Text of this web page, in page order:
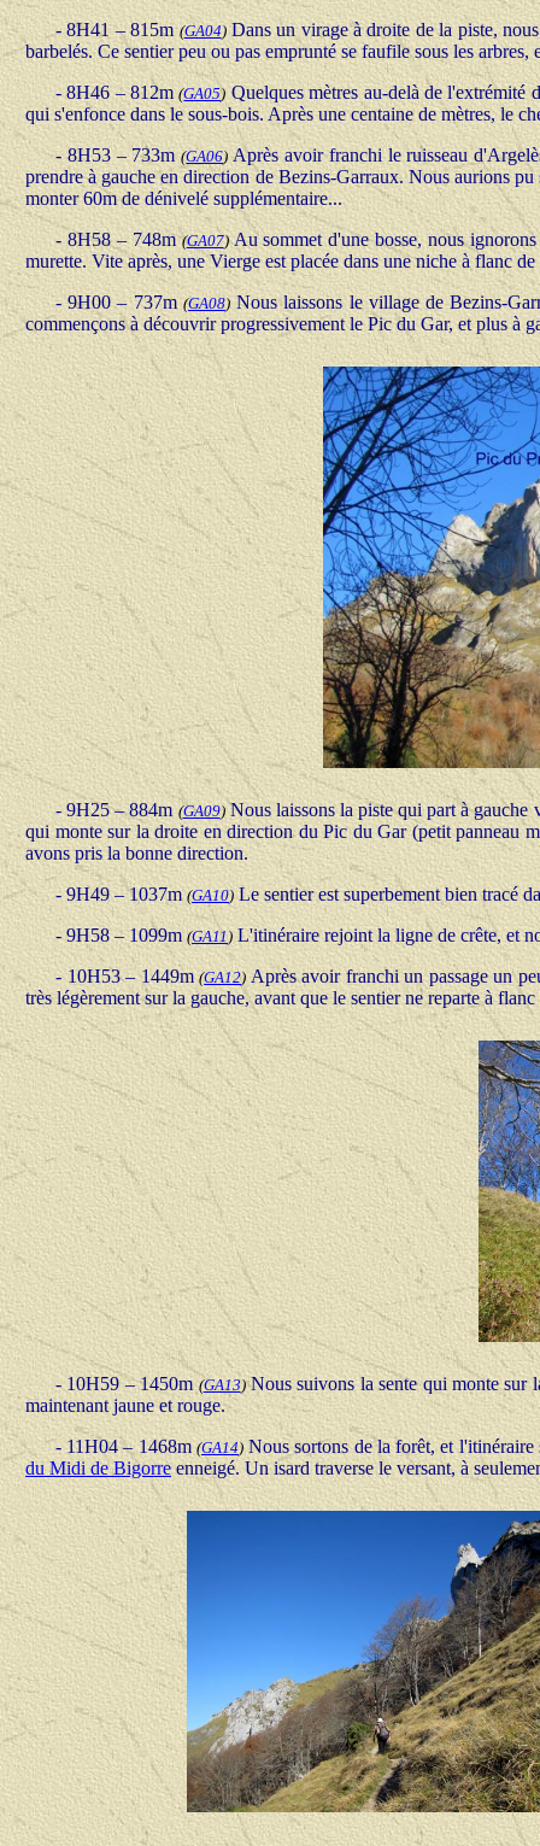
- 8H41 – 815m(GA04)Dans un virage à droite de la piste,
barbelés. Ce sentier peu ou pas emprunté se faufile sous les
- 8H46 – 812m(GA05) Quelques mètres au-delà de l'extrémité
qui s'enfonce dans le sous-bois. Après une centaine de mètres, le
- 8H53 – 733m(GA06) Après avoir franchi le ruisseau
prendre à gauche en direction de Bezins-Garraux. Nous aurions
monter 60m de dénivelé supplémentaire...
- 8H58 – 748m(GA07)Au sommet d'une bosse, nous
murette. Vite après, une Vierge est placée dans une niche à flanc
- 9H00 – 737m (GA08)Nous laissons le village de Bezins-
commençons à découvrir progressivement le Pic du Gar, et plus à
- 9H25 – 884m (GA09)Nous laissons la piste qui part à gauche
qui monte sur la droite en direction du Pic du Gar (petit panneau
avons pris la bonne direction.
- 9H49 – 1037m (GA10)Le sentier est superbement bien tracé
- 9H58 – 1099m(GA11 ) L'itinéraire rejoint la ligne de crête, et
- 10H53 – 1449m(GA12) Après avoir franchi un passage un
très légèrement sur la gauche, avant que le sentier ne reparte à
- 10H59 – 1450m(GA13)Nous suivons la sente qui monte sur
maintenant jaune et rouge.
- 11H04 – 1468m(GA14)Nous sortons de la forêt, et
du Midi de Bigorreenneigé. Un isard traverse le versant, à